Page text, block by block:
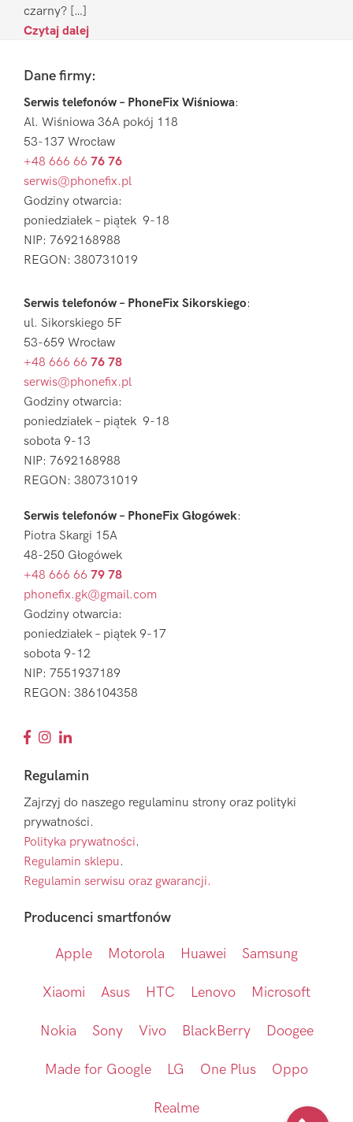
czarny? […]
Czytaj dalej
FooterDane firmy:
Serwis telefonów – PhoneFix Wiśniowa:
Al. Wiśniowa 36A pokój 118
53-137 Wrocław
+48 666 66 76 76
serwis@phonefix.pl
Godziny otwarcia:
poniedziałek – piątek 9-18
NIP: 7692168988
REGON: 380731019
Serwis telefonów – PhoneFix Sikorskiego:
ul. Sikorskiego 5F
53-659 Wrocław
+48 666 66 76 78
serwis@phonefix.pl
Godziny otwarcia:
poniedziałek – piątek 9-18
sobota 9-13
NIP: 7692168988
REGON: 380731019
Serwis telefonów – PhoneFix Głogówek:
Piotra Skargi 15A
48-250 Głogówek
+48 666 66 79 78
phonefix.gk@gmail.com
Godziny otwarcia:
poniedziałek – piątek 9-17
sobota 9-12
NIP: 7551937189
REGON: 386104358
Regulamin
Zajrzyj do naszego regulaminu strony oraz polityki
prywatności.
Polityka prywatności.
Regulamin sklepu.
Regulamin serwisu oraz gwarancji.
Producenci smartfonów
Apple Motorola Huawei Samsung
Xiaomi Asus HTC Lenovo Microsoft
Nokia Sony Vivo BlackBerry Doogee
Made for Google LG One Plus Oppo
Realme